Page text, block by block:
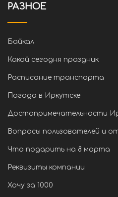
РАЗНОЕ
Байкал
Какой сегодня праздник
Расписание транспорта
Погода в Иркутске
Достопримечательности
Вопросы пользователей и
Что подарить на 8 марта
Реквизиты компании
Хочу за 1000